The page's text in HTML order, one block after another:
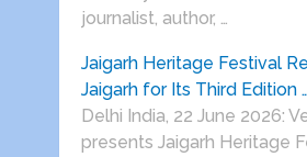
journalist, author, …
Jaigarh Heritage Festival
Jaigarh for Its Third Edition
Delhi India, 22 June 2026:
presents Jaigarh Heritage